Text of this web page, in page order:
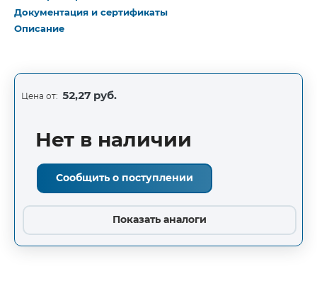
Документация и сертификаты
Описание
Цена от: 52,27 руб.
Нет в наличии
Сообщить о поступлении
Показать аналоги